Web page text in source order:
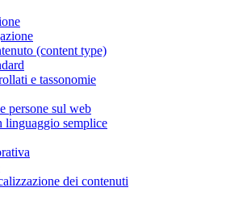
(content type)
e tassonomie
persone sul web
linguaggio semplice
dei contenuti